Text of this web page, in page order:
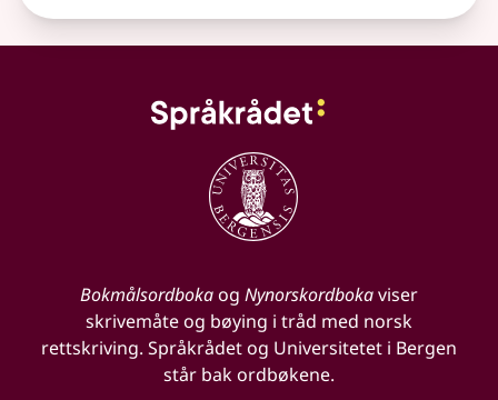
Bokmålsordbokaog Nynorskordbokaviser
skrivemåte og bøying i tråd med norsk
rettskriving. Språkrådet og Universitetet i Bergen
står bak ordbøkene.